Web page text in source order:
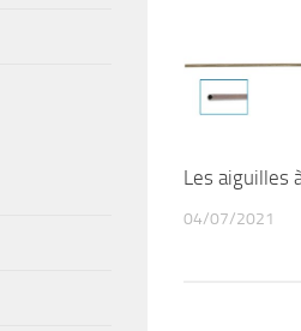
Les aiguilles
04/07/2021